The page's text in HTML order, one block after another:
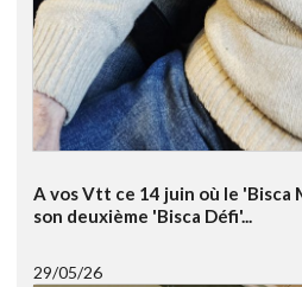
A vos Vtt ce 14 juin où le
son deuxième 'Bisca Défi'...
29/05/26